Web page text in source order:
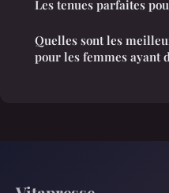
Les tenues parfaites
Quelles sont les
pour les femmes ayant